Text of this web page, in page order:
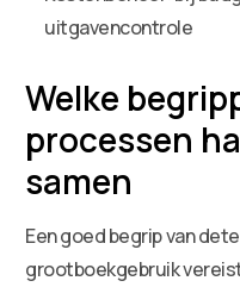
uitgavencontrole
Welke
processen
samen
Een goed begrip van
grootboekgebruik